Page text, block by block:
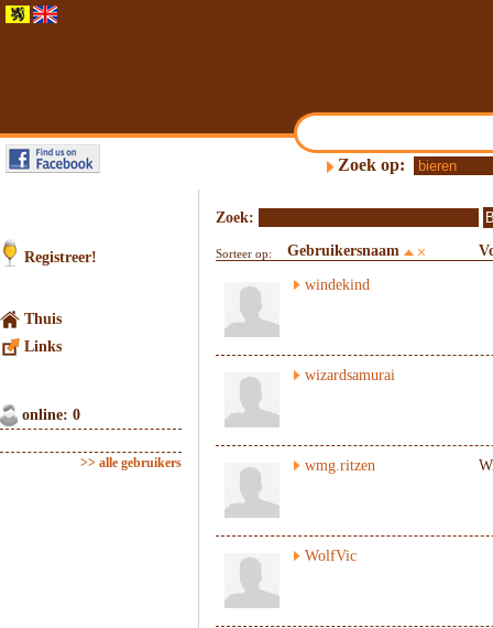
Zoek op:
Registreer!
Thuis
Links
online: 0
>> alle gebruikers
Zoek:
Sorteer op: Gebruikersnaam
windekind
wizardsamurai
wmg.ritzen
WolfVic